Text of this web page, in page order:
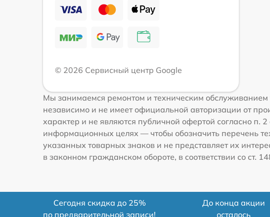
© 2026 Сервисный центр Google
Мы занимаемся ремонтом и техническим обслуживанием
независимо и не имеет официальной авторизации от
характер и не являются публичной офертой согласно п.
информационных целях — чтобы обозначить перечень
указанных товарных знаков и не представляет их
в законном гражданском обороте, в соответствии со ст.
Сегодня скидка до 25%
по предварительной записи!
До конца акции
осталось